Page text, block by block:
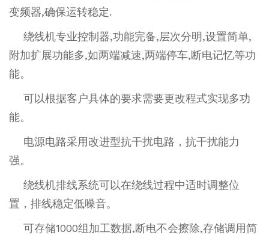
变频器,确保运转稳定.
绕线机专业控制器,功能完备,层次分明,设置简单,
附加扩展功能多,如两端减速,两端停车,断电记忆等功
能。
可以根据客户具体的要求需要更改程式实现多功
能。
电源电路采用改进型抗干扰电路，抗干扰能力
强。
绕线机排线系统可以在绕线过程中适时调整位
置，排线稳定低噪音。
可存储1000组加工数据,断电不会擦除,存储调用简